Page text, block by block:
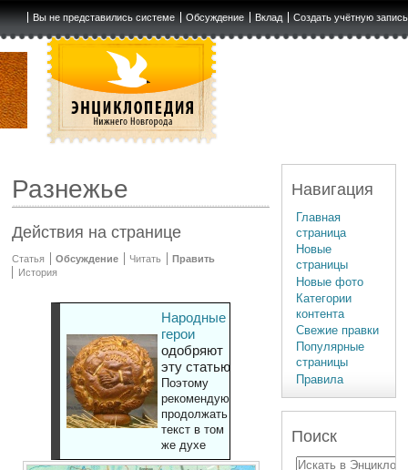
Вы не представились системе Обсуждение Вклад Создать учётную запись
Разнежье
Действия на странице
Статья Обсуждение Читать
Править
История
Народные
герои
одобряют
эту статью
Поэтому
рекомендуют
продолжать
текст в том
же духе
Навигация
Главная
страница
Новые
страницы
Новые фото
Категории
контента
Свежие правки
Популярные
страницы
Правила
Поиск